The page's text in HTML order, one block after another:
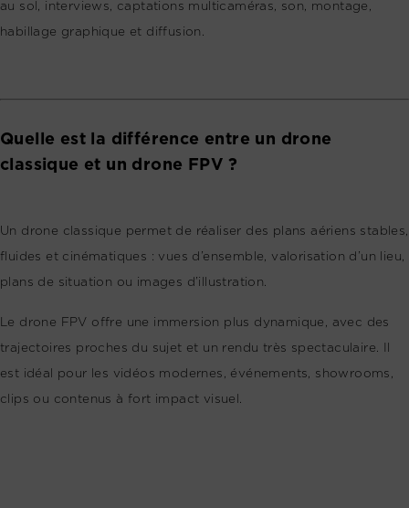
au sol, interviews, captations multicaméras, son, montage,
habillage graphique et diffusion.
Quelle est la différence entre un drone
classique et un drone FPV ?
Un drone classique permet de réaliser des plans aériens stables,
fluides et cinématiques : vues d’ensemble, valorisation d’un lieu,
plans de situation ou images d’illustration.
Le drone FPV offre une immersion plus dynamique, avec des
trajectoires proches du sujet et un rendu très spectaculaire. Il
est idéal pour les vidéos modernes, événements, showrooms,
clips ou contenus à fort impact visuel.